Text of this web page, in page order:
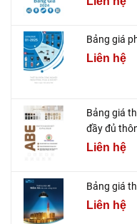
Bảng giá
Liên hệ
Bảng giá
đầy đủ
Liên hệ
Bảng giá
Liên hệ